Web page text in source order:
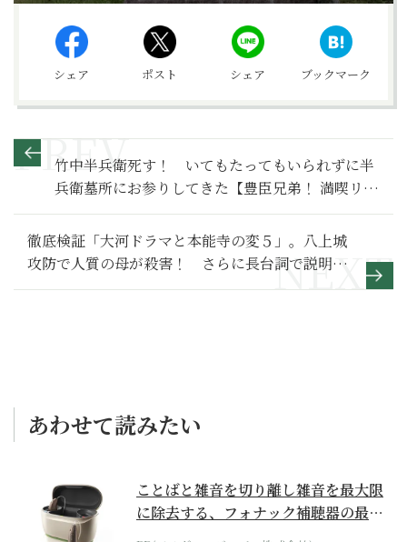
シェア ポスト シェア ブックマーク
竹中半兵衛死す！ いてもたってもいられずに半
兵衛墓所にお参りしてきた【豊臣兄弟！ 満喫リポ
ート】竹中半兵衛墓参り編
徹底検証「大河ドラマと本能寺の変５」。八上城
攻防で人質の母が殺害！ さらに長台詞で説明さ
れた光秀の動機【豊臣兄弟！ 満喫リポート】1981
あわせて読みたい
ことばと雑音を切り離し雑音を最大限
に除去する、フォナック補聴器の最上
位モデル